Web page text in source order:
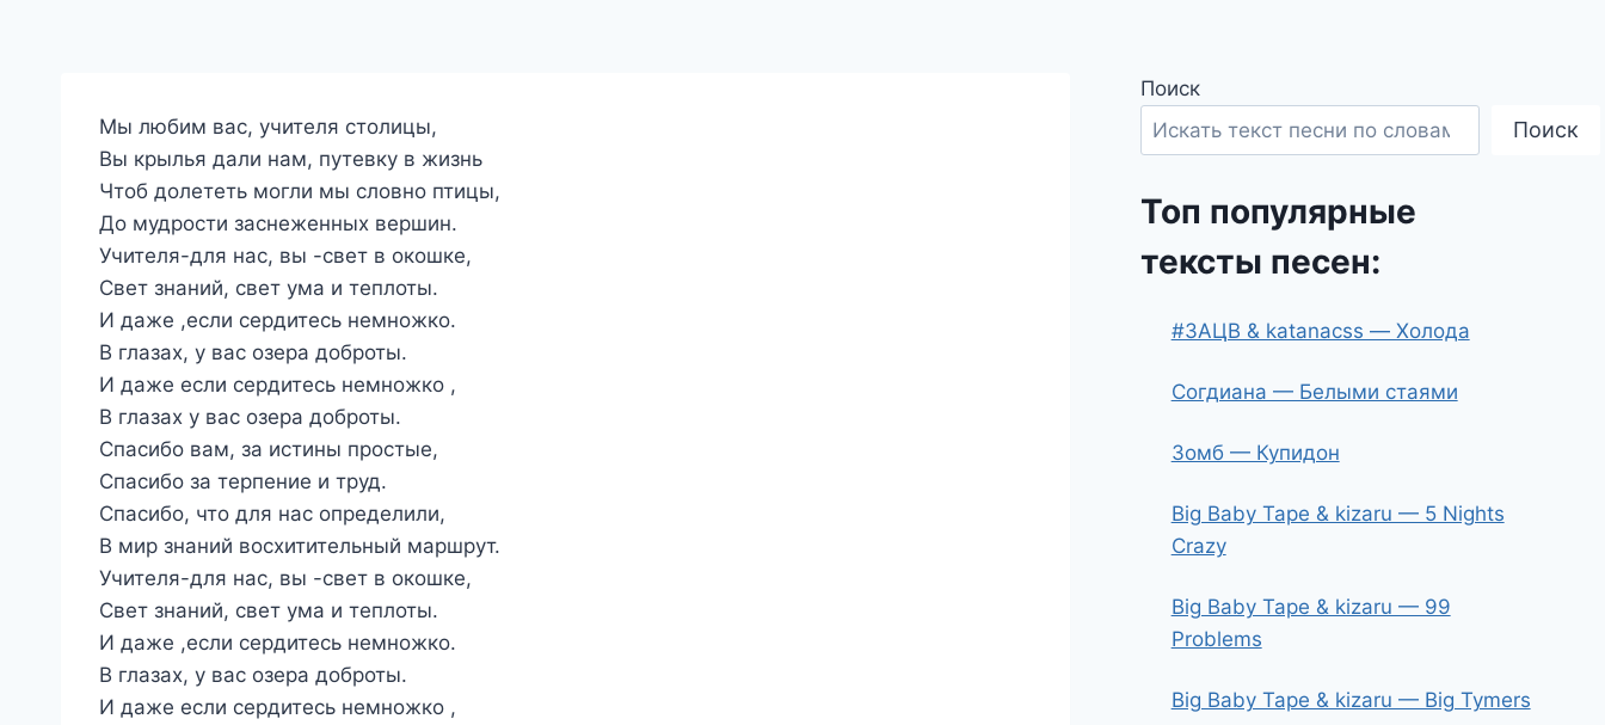
Мы любим вас, учителя столицы,
Вы крылья дали нам, путевку в жизнь
Чтоб долететь могли мы словно птицы,
До мудрости заснеженных вершин.
Учителя-для нас, вы -свет в окошке,
Свет знаний, свет ума и теплоты.
И даже ,если сердитесь немножко.
В глазах, у вас озера доброты.
И даже если сердитесь немножко ,
В глазах у вас озера доброты.
Спасибо вам, за истины простые,
Спасибо за терпение и труд.
Спасибо, что для нас определили,
В мир знаний восхитительный маршрут.
Учителя-для нас, вы -свет в окошке,
Свет знаний, свет ума и теплоты.
И даже ,если сердитесь немножко.
В глазах, у вас озера доброты.
И даже если сердитесь немножко ,
Поиск
Поиск
Топ популярные
тексты песен:
#ЗАЦВ & katanacss — Холода
Согдиана — Белыми стаями
Зомб — Купидон
Big Baby Tape & kizaru — 5 Nights
Crazy
Big Baby Tape & kizaru — 99
Problems
Big Baby Tape & kizaru — Big Tymers